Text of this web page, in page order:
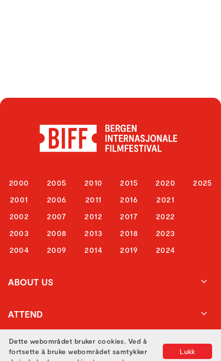
2000
2001
2002
2003
2004
2005
2006
2007
2008
2009
2010
2011
2012
2013
2014
2015
2016
2017
2018
2019
2020
2021
2022
2023
2024
2025
ABOUT US
ATTEND
GET IN TOUCH Lukk
Dette webområdet bruker cookies. Ved å
fortsette å bruke webområdet samtykker